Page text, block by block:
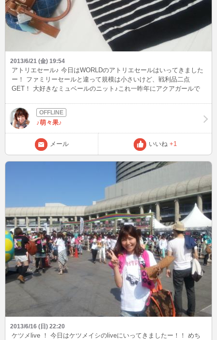
2013/6/21 (金) 19:54
アトリエセール♪ 今日はWORLDのアトリエセールはいってきました
ー！ ファミリーセールと違って規模は小さいけど、戦利品二点
GET！ 大好きなミュベールのニット♪これ一昨年にアクアガールで
れから活躍しそうです(*^^*)よかったー！
♪萌々果♪
メール いいね +1
2013/6/16 (日) 22:20
ケツメlive ！ 今日はケツメイシのliveにいってきましたー！！ めち